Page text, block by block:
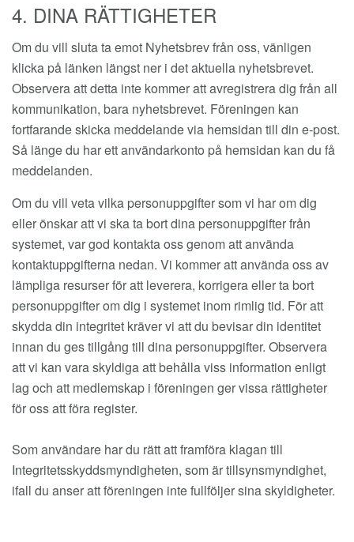
4. DINA RÄTTIGHETER
Om du vill sluta ta emot Nyhetsbrev från oss, vänligen
klicka på länken längst ner i det aktuella nyhetsbrevet.
Observera att detta inte kommer att avregistrera dig från all
kommunikation, bara nyhetsbrevet. Föreningen kan
fortfarande skicka meddelande via hemsidan till din e-post.
Så länge du har ett användarkonto på hemsidan kan du få
meddelanden.
Om du vill veta vilka personuppgifter som vi har om dig
eller önskar att vi ska ta bort dina personuppgifter från
systemet, var god kontakta oss genom att använda
kontaktuppgifterna nedan. Vi kommer att använda oss av
lämpliga resurser för att leverera, korrigera eller ta bort
personuppgifter om dig i systemet inom rimlig tid. För att
skydda din integritet kräver vi att du bevisar din identitet
innan du ges tillgång till dina personuppgifter. Observera
att vi kan vara skyldiga att behålla viss information enligt
lag och att medlemskap i föreningen ger vissa rättigheter
för oss att föra register.
Som användare har du rätt att framföra klagan till
Integritetsskyddsmyndigheten, som är tillsynsmyndighet,
ifall du anser att föreningen inte fullföljer sina skyldigheter.